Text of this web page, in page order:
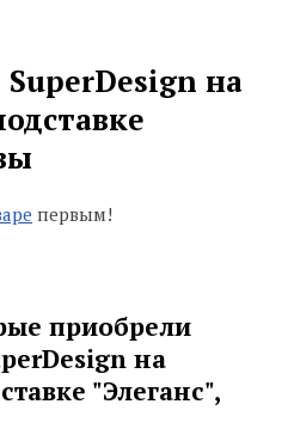
на
первым!
приобрели
на
"Элеганс",